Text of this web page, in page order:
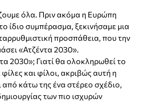
όλα. Πριν ακόμα η Ευρώπη
ίδιο συμπέρασμα, ξεκινήσαμε μια
προσπάθεια, που την
«Ατζέντα 2030».
2030»; Γιατί θα ολοκληρωθεί το
και φίλοι, ακριβώς αυτή η
από κάτω της ένα στέρεο σχέδιο,
των πιο ισχυρών